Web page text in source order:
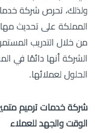
ولذلك، تحرص شركة
المملكة على تحديث
من خلال التدريب
الشركة أنها دائمًا في
الحلول لعملائها.
شركة خدمات ترميم
الوقت والجهد للعملاء